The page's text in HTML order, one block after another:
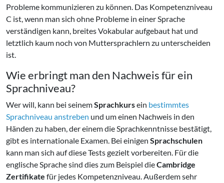
Probleme kommunizieren zu können. Das Kompetenzniveau
C ist, wenn man sich ohne Probleme in einer Sprache
verständigen kann, breites Vokabular aufgebaut hat und
letztlich kaum noch von Muttersprachlern zu unterscheiden
ist.
Wie erbringt man den Nachweis für ein
Sprachniveau?
Wer will, kann bei seinemSprachkursein bestimmtes
Sprachniveau anstreben und um einen Nachweis in den
Händen zu haben, der einem die Sprachkenntnisse bestätigt,
gibt es internationale Examen. Bei einigen Sprachschulen
kann man sich auf diese Tests gezielt vorbereiten. Für die
englische Sprache sind dies zum Beispiel dieCambridge
Zertifikate für jedes Kompetenzniveau. Außerdem sehr